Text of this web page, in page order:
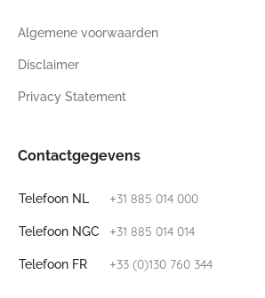
Algemene voorwaarden
Disclaimer
Privacy Statement
Contactgegevens
Telefoon NL +31 885 014 000
Telefoon NGC +31 885 014 014
Telefoon FR +33 (0)130 760 344